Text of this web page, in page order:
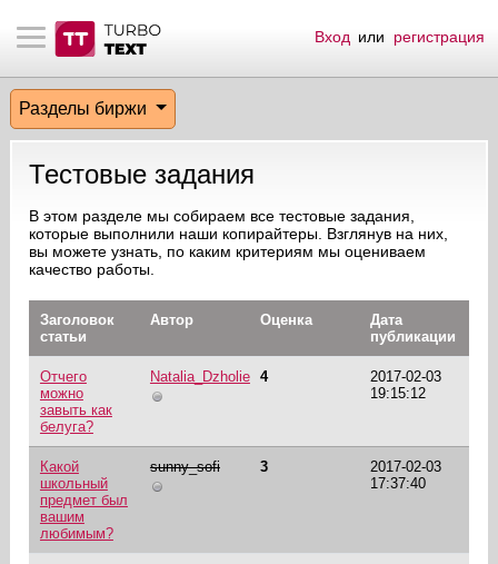
материалы
биржи
эфир
на сайте
пользователей
сообщения
по форуму
Вход или регистрация
Разделы биржи
Тестовые задания
В этом разделе мы собираем все тестовые задания,
которые выполнили наши копирайтеры. Взглянув на них,
вы можете узнать, по каким критериям мы оцениваем
качество работы.
Заголовок
статьи
Автор Оценка
Дата
публикации
Отчего
можно
завыть как
белуга?
Natalia_Dzholie 4
2017-02-03
19:15:12
Какой
школьный
предмет был
вашим
любимым?
sunny_sofi 3
2017-02-03
17:37:40